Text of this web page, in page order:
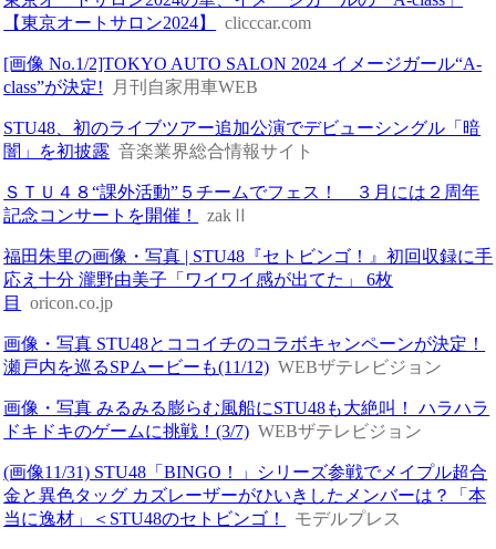
【東京オートサロン2024】
clicccar.com
[画像 No.1/2]TOKYO AUTO SALON 2024 イメージガール“A-
class”が決定!
月刊自家用車WEB
STU48、初のライブツアー追加公演でデビューシングル「暗
闇」を初披露 音楽業界総合情報サイト
ＳＴＵ４８“課外活動”５チームでフェス！ ３月には２周年
記念コンサートを開催！
zakⅡ
福田朱里の画像・写真 | STU48『セトビンゴ！』初回収録に手
応え十分 瀧野由美子「ワイワイ感が出てた」 6枚
目
oricon.co.jp
画像・写真 STU48とココイチのコラボキャンペーンが決定！
瀬戸内を巡るSPムービーも(11/12) WEBザテレビジョン
画像・写真 みるみる膨らむ風船にSTU48も大絶叫！ ハラハラ
ドキドキのゲームに挑戦！(3/7) WEBザテレビジョン
(画像11/31) STU48「BINGO！」シリーズ参戦でメイプル超合
金と異色タッグ カズレーザーがひいきしたメンバーは？「本
当に逸材」＜STU48のセトビンゴ！
モデルプレス